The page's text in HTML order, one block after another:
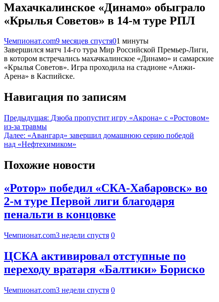
Махачкалинское «Динамо» обыграло
«Крылья Советов» в 14-м туре РПЛ
Чемпионат.com9 месяцев спустя01 минуты
Завершился матч 14-го тура Мир Российской Премьер-Лиги,
в котором встречались махачкалинское «Динамо» и самарские
«Крылья Советов». Игра проходила на стадионе «Анжи-
Арена» в Каспийске.
Навигация по записям
Предыдущая: Дзюба пропустит игру «Акрона» с «Ростовом»
из-за травмы
Далее: «Авангард» завершил домашнюю серию победой
над «Нефтехимиком»
Похожие новости
«Ротор» победил «СКА-Хабаровск» во
2-м туре Первой лиги благодаря
пенальти в концовке
Чемпионат.com3 недели спустя 0
ЦСКА активировал отступные по
переходу вратаря «Балтики» Бориско
Чемпионат.com3 недели спустя 0